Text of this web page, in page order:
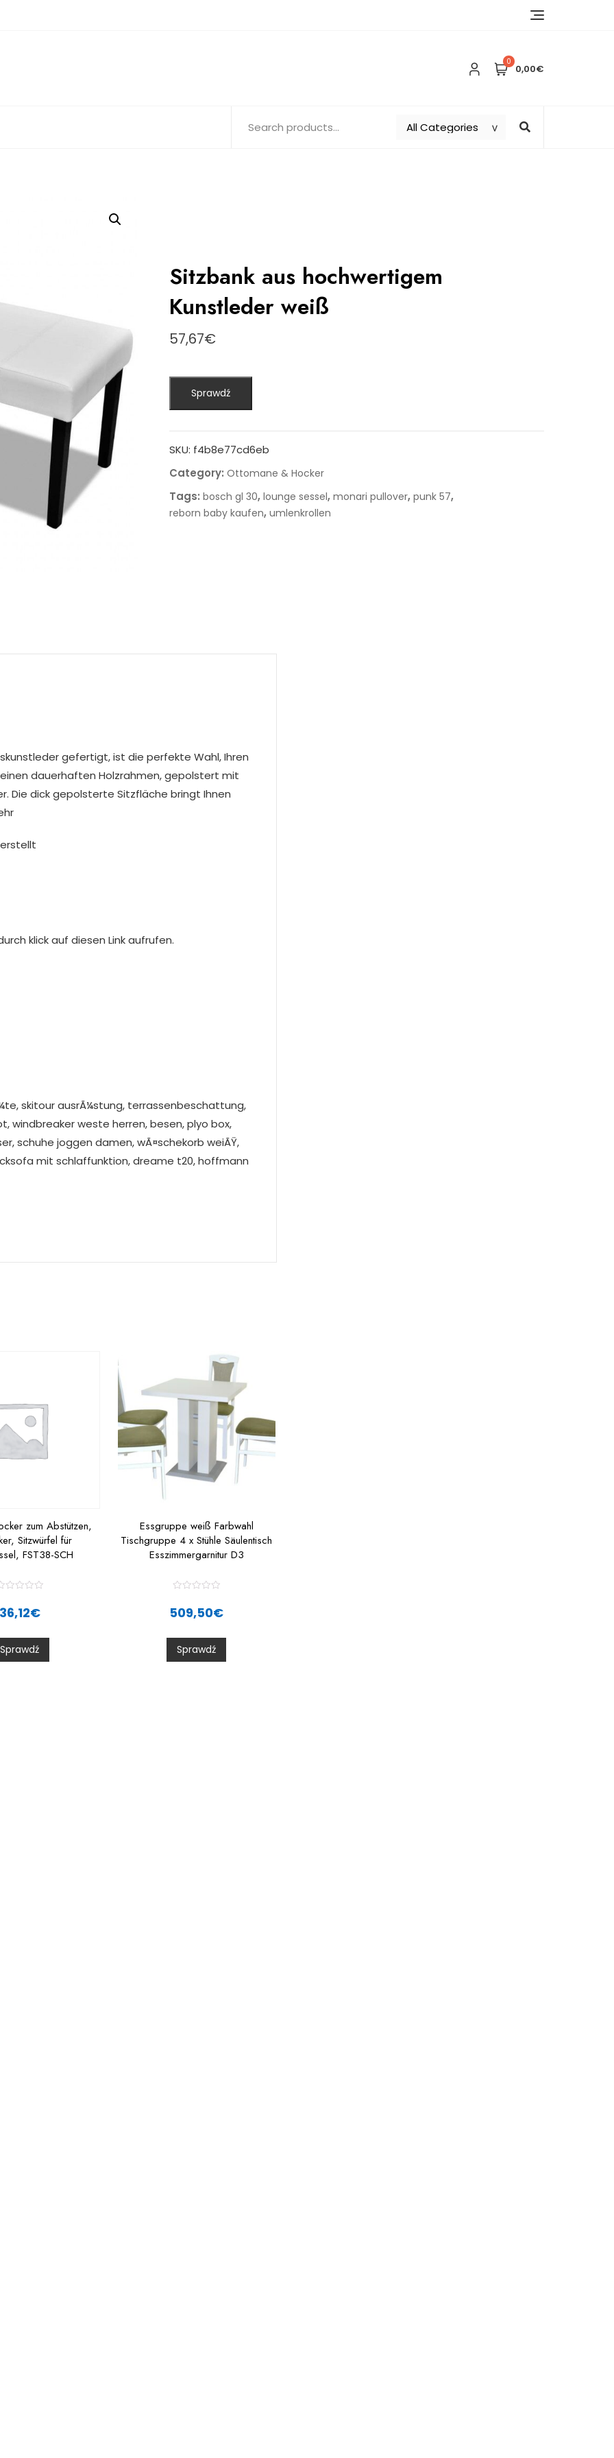
0
0,00€
Sitzbank aus hochwertigem
Kunstleder weiß
57,67€
Sprawdź
SKU: f4b8e77cd6eb
Category: Ottomane & Hocker
Tags: bosch gl 30, lounge sessel, monari pullover, punk 57,
reborn baby kaufen, umlenkrollen
gefertigt, ist die perfekte Wahl, Ihren
dauerhaften Holzrahmen, gepolstert mit
Die dick gepolsterte Sitzfläche bringt Ihnen
klick auf diesen Link aufrufen.
skitour ausrÃ¼stung, terrassenbeschattung,
windbreaker weste herren, besen, plyo box,
schuhe joggen damen, wÃ¤schekorb weiÃŸ,
mit schlaffunktion, dreame t20, hoffmann
zum Abstützen,
Sitzwürfel für
FST38-SCH
o
u
36,12€
Sprawdź
Essgruppe weiß Farbwahl
Tischgruppe 4 x Stühle Säulentisch
Esszimmergarnitur D3
t
0
o
u
t
509,50€
Sprawdź